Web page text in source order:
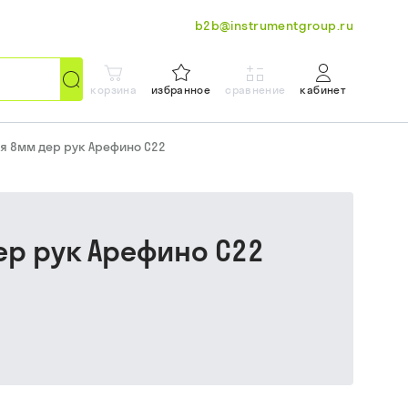
b2b@instrumentgroup.ru
корзина избранное сравнение кабинет
8мм дер рук Арефино С22
рук Арефино С22